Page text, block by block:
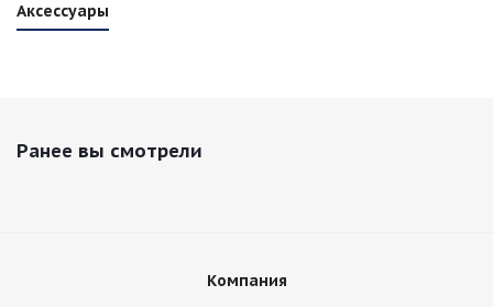
Аксессуары
Ранее вы смотрели
Компания